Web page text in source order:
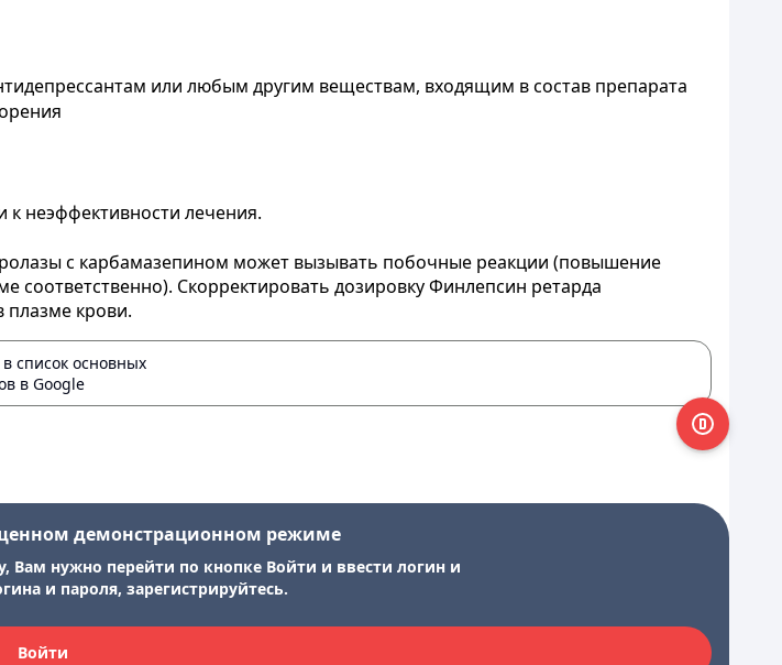
или любым другим веществам, входящим в состав препарата
неэффективности лечения.
с карбамазепином может вызывать побочные реакции (повышение
соответственно). Скорректировать дозировку Финлепсин ретарда
крови.
список основных
в Google
демонстрационном режиме
Вам нужно перейти по кнопке Войти и ввести логин и
и пароля, зарегистрируйтесь.
Войти